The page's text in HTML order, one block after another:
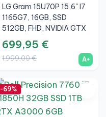
LG Gram 15U70P 15,6" I7
1165G7, 16GB, SSD
512GB, FHD, NVIDIA GTX
1650 Ti 4GB, Argento, A+
699,95 €
1.999,00 € A+
-69%